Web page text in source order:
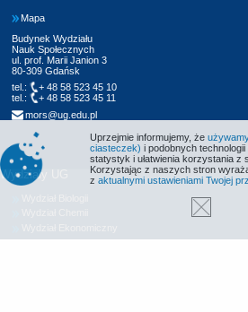
Mapa
Budynek Wydziału
Nauk Społecznych
ul. prof. Marii Janion 3
80-309 Gdańsk
tel.:
+ 48 58 523 45 10
tel.:
+ 48 58 523 45 11
mors@ug.edu.pl
Wydziały UG
Wydział Filologiczny
Uprzejmie informujemy, że
ciasteczek) i podobnych
statystyk i ułatwienia korzystania z
Korzystając z naszych stron
z aktualnymi ustawieniami Twojej